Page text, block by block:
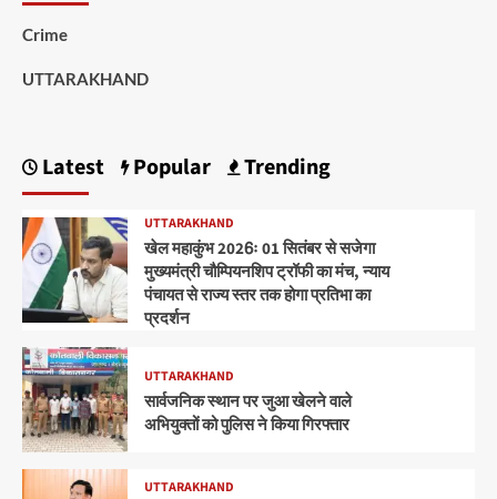
Crime
UTTARAKHAND
Latest Popular Trending
UTTARAKHAND
खेल महाकुंभ 2026ः 01 सितंबर से सजेगा
मुख्यमंत्री चौम्पियनशिप ट्रॉफी का मंच, न्याय
पंचायत से राज्य स्तर तक होगा प्रतिभा का
प्रदर्शन
UTTARAKHAND
सार्वजनिक स्थान पर जुआ खेलने वाले
अभियुक्तों को पुलिस ने किया गिरफ्तार
UTTARAKHAND